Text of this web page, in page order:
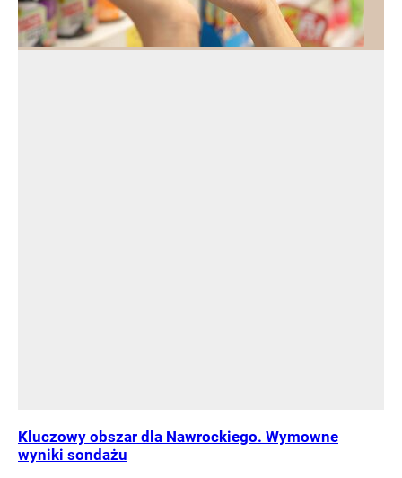
Kluczowy obszar dla Nawrockiego. Wymowne
wyniki sondażu